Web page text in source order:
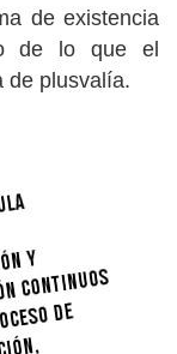
de existencia
de lo que el
de plusvalía.